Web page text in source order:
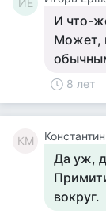
ИЕ
И что-
Может,
8 лет
КМ
Да уж,
вокруг.